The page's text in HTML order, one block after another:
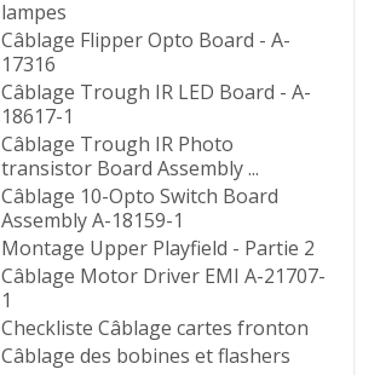
lampes
Câblage Flipper Opto Board - A-
17316
Câblage Trough IR LED Board - A-
18617-1
Câblage Trough IR Photo
transistor Board Assembly ...
Câblage 10-Opto Switch Board
Assembly A-18159-1
Montage Upper Playfield - Partie 2
Câblage Motor Driver EMI A-21707-
1
Checkliste Câblage cartes fronton
Câblage des bobines et flashers